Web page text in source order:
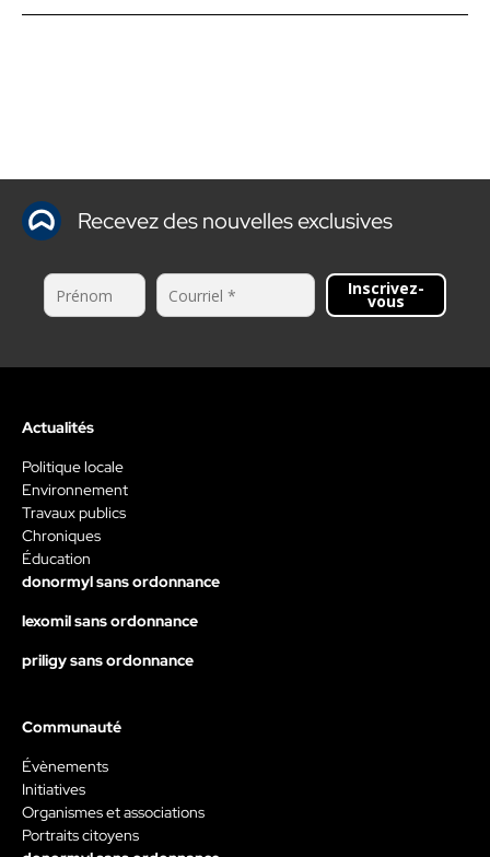
Recevez des nouvelles exclusives
Inscrivez-
vous
Actualités
Politique locale
Environnement
Travaux publics
Chroniques
Éducation
donormyl sans ordonnance
lexomil sans ordonnance
priligy sans ordonnance
Communauté
Évènements
Initiatives
Organismes et associations
Portraits citoyens